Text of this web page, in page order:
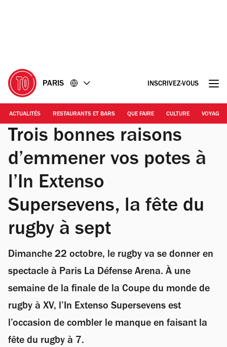
PARIS INSCRIVEZ-VOUS
ACTUALITÉS RESTAURANTS ET BARS QUE FAIRE CULTURE VOYAGE
Trois bonnes raisons
d’emmener vos potes à
l’In Extenso
Supersevens, la fête du
rugby à sept
Dimanche 22 octobre, le rugby va se donner en
spectacle à Paris La Défense Arena. À une
semaine de la finale de la Coupe du monde de
rugby à XV, l’In Extenso Supersevens est
l’occasion de combler le manque en faisant la
fête du rugby à 7.